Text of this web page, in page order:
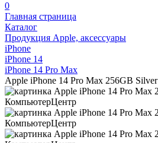
0
Главная страница
Каталог
Продукция Apple, аксессуары
iPhone
iPhone 14
iPhone 14 Pro Max
Apple iPhone 14 Pro Max 256GB Silver